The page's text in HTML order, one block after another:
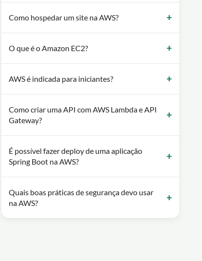
Como hospedar um site na AWS?
O que é o Amazon EC2?
AWS é indicada para iniciantes?
Como criar uma API com AWS Lambda e API
Gateway?
É possível fazer deploy de uma aplicação
Spring Boot na AWS?
Quais boas práticas de segurança devo usar
na AWS?